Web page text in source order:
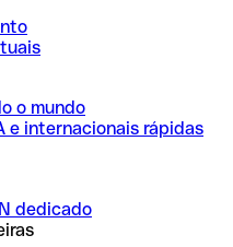
o mundo
e internacionais rápidas
dedicado